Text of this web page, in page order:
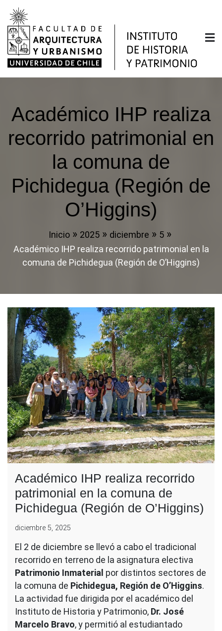
Saltar
contenido
Instituto de Historia y
Patrimonio
Facultad de Arquitectura y Urbanismo de la
Académico IHP realiza
recorrido patrimonial en
la comuna de
Pichidegua (Región de
O’Higgins)
Inicio 2025 diciembre
5
Académico IHP realiza recorrido patrimonial en la
comuna de Pichidegua (Región de O’Higgins)
Académico IHP realiza recorrido
patrimonial en la comuna de
Pichidegua (Región de O’Higgins)
diciembre 5, 2025
El 2 de diciembre se llevó a cabo el tradicional
recorrido en terreno de la asignatura electiva
Patrimonio Inmaterial por distintos sectores de
la comuna de Pichidegua, Región de O’Higgins.
La actividad fue dirigida por el académico del
Instituto de Historia y Patrimonio, Dr. José
Marcelo Bravo, y permitió al estudiantado